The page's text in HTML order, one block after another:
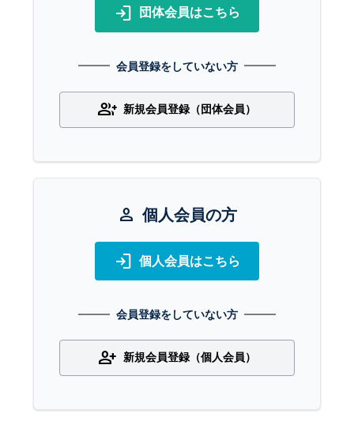
login 団体会員はこちら
会員登録をしていない方
group_add 新規会員登録（団体会員）
person 個人会員の方
login 個人会員はこちら
会員登録をしていない方
person_add 新規会員登録（個人会員）